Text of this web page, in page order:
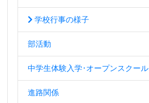
学校行事の様子
部活動
中学生体験入学･オープンスクール
進路関係